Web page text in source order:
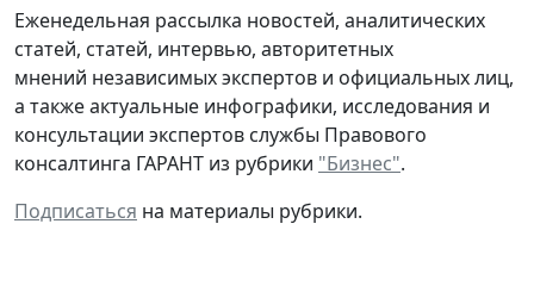
Еженедельная рассылка новостей, аналитических
статей, статей, интервью, авторитетных
мнений независимых экспертов и официальных лиц,
а также актуальные инфографики, исследования и
консультации экспертов службы Правового
консалтинга ГАРАНТ из рубрики "Бизнес".
Подписаться на материалы рубрики.